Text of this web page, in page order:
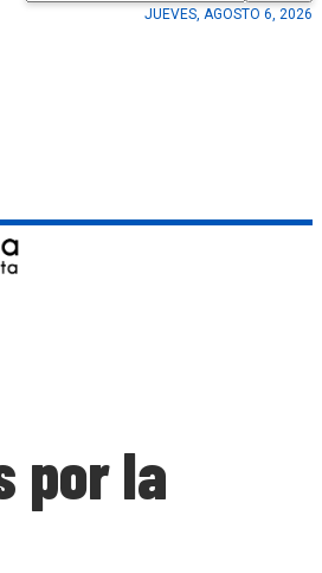
JUEVES, AGOSTO 6, 2026
por la